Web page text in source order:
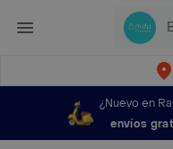
¿Nuevo en
envíos